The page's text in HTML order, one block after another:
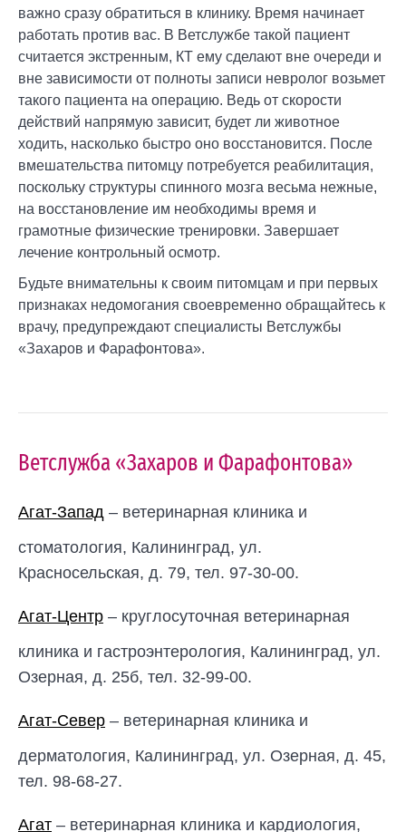
важно сразу обратиться в клинику. Время начинает
работать против вас. В Ветслужбе такой пациент
считается экстренным, КТ ему сделают вне очереди и
вне зависимости от полноты записи невролог возьмет
такого пациента на операцию. Ведь от скорости
действий напрямую зависит, будет ли животное
ходить, насколько быстро оно восстановится. После
вмешательства питомцу потребуется реабилитация,
поскольку структуры спинного мозга весьма нежные,
на восстановление им необходимы время и
грамотные физические тренировки. Завершает
лечение контрольный осмотр.
Будьте внимательны к своим питомцам и при первых
признаках недомогания своевременно обращайтесь к
врачу, предупреждают специалисты Ветслужбы
«Захаров и Фарафонтова».
Ветслужба «Захаров и Фарафонтова»
Агат-Запад – ветеринарная клиника и
стоматология, Калининград, ул.
Красносельская, д. 79, тел. 97-30-00.
Агат-Центр – круглосуточная ветеринарная
клиника и гастроэнтерология, Калининград, ул.
Озерная, д. 25б, тел. 32-99-00.
Агат-Север – ветеринарная клиника и
дерматология, Калининград, ул. Озерная, д. 45,
тел. 98-68-27.
Агат – ветеринарная клиника и кардиология,